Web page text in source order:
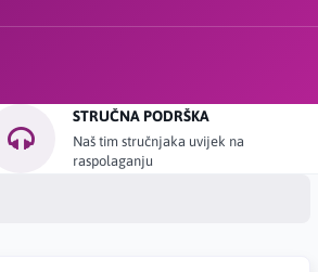
STRUČNA PODRŠKA
Naš tim stručnjaka uvijek na
raspolaganju